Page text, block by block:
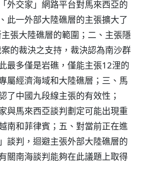
外交家」網路平台對馬來西亞的
此一外部大陸礁層的主張擴大了
張大陸礁層的範圍；二、主張隱
的裁決之支持，裁決認為南沙群
最多僅是岩礁，僅能主張12浬的
屬經濟海域和大陸礁層；三、馬
了中國九段線主張的有效性；
與馬來西亞談判劃定可能出現重
南和菲律賓；五、對當前正在進
談判，迴避主張外部大陸礁層的
關南海談判能夠在此議題上取得